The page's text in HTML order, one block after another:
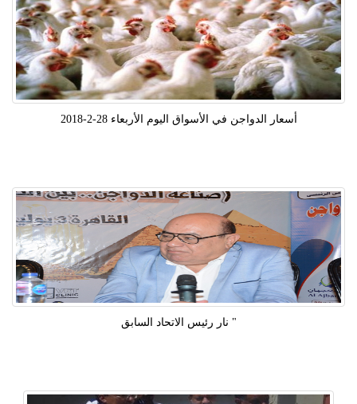
أسعار الدواجن في الأسواق اليوم الأربعاء 28-2-2018
" نار رئيس الاتحاد السابق